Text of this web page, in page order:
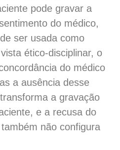
pode gravar a
do médico,
ser usada como
ético-disciplinar, o
do médico
a ausência desse
a gravação
e a recusa do
não configura